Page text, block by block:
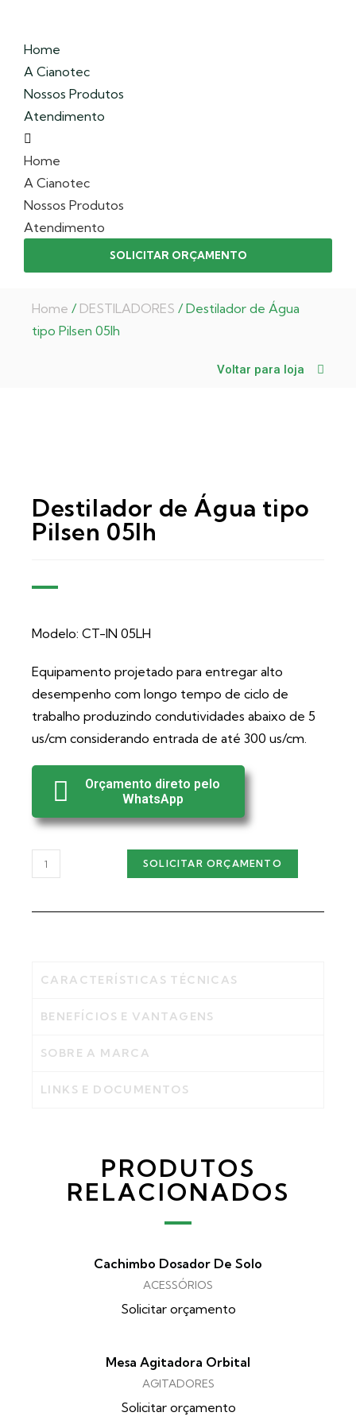
Home
A Cianotec
Nossos Produtos
Atendimento
Home
A Cianotec
Nossos Produtos
Atendimento
SOLICITAR ORÇAMENTO
Home / DESTILADORES / Destilador de Água
tipo Pilsen 05lh
Voltar para loja
Destilador de Água tipo
Pilsen 05lh
Modelo: CT-IN 05LH
Equipamento projetado para entregar alto
desempenho com longo tempo de ciclo de
trabalho produzindo condutividades abaixo de 5
us/cm considerando entrada de até 300 us/cm.
Orçamento direto pelo
WhatsApp
SOLICITAR ORÇAMENTO
CARACTERÍSTICAS TÉCNICAS
BENEFÍCIOS E VANTAGENS
SOBRE A MARCA
LINKS E DOCUMENTOS
PRODUTOS
RELACIONADOS
Cachimbo Dosador De Solo
ACESSÓRIOS
Solicitar orçamento
Mesa Agitadora Orbital
AGITADORES
Solicitar orçamento